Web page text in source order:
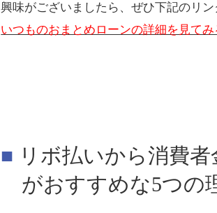
興味がございましたら、ぜひ下記のリン
いつものおまとめローンの詳細を見てみ
リボ払いから消費
がおすすめな5つの